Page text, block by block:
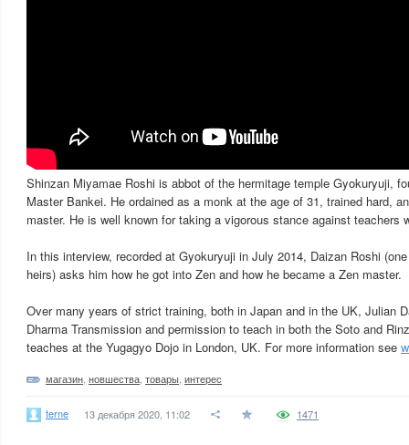
Shinzan Miyamae Roshi is abbot of the hermitage temple Gyokuryuji,
Master Bankei. He ordained as a monk at the age of 31, trained hard,
master. He is well known for taking a vigorous stance against teachers
In this interview, recorded at Gyokuryuji in July 2014, Daizan Roshi
heirs) asks him how he got into Zen and how he became a Zen master.
Over many years of strict training, both in Japan and in the UK, Julian
Dharma Transmission and permission to teach in both the Soto and
teaches at the Yugagyo Dojo in London, UK. For more information see
магазин новшества товары интерес
terne 13 декабря 2020, 11:02 1471